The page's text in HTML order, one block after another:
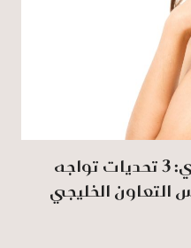
منها السُمنة وداء السكري: 3 تحديات تواجه
الخليجي